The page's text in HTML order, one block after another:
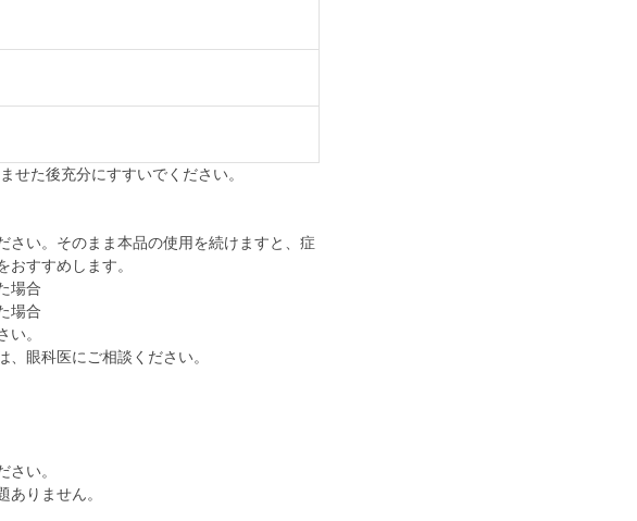
せた後充分にすすいでください。
い。そのまま本品の使用を続けますと、症
すすめします。
場合
場合
。
眼科医にご相談ください。
い。
りません。